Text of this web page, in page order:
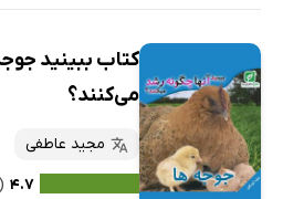
کتاب ببینید
می‌کنند؟
مجید عاطفی
۴.۷